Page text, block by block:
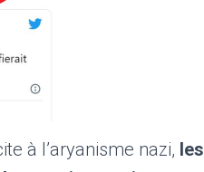
à l’aryanisme nazi, les